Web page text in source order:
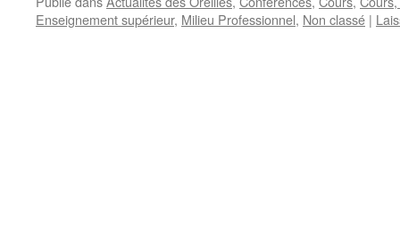
Enseignement supérieur, Milieu Professionnel, Non classé |